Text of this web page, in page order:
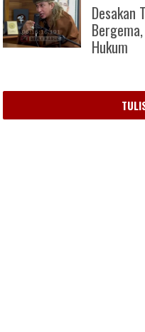
Desakan
Hukum